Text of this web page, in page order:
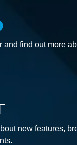
and find out more
new features,